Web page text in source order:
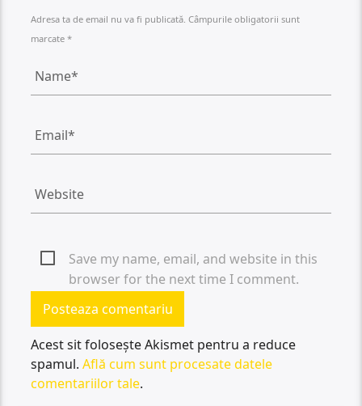
Adresa ta de email nu va fi publicată. Câmpurile obligatorii sunt
marcate *
Save my name, email, and website in this
browser for the next time I comment.
Acest sit folosește Akismet pentru a reduce
spamul.Află cum sunt procesate datele
comentariilor tale.